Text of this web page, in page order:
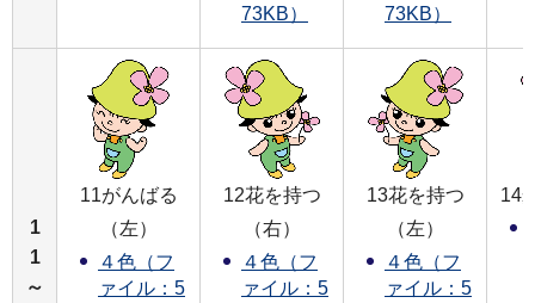
73KB）
73KB）
1
1
～
11がんばる
（左）
４色（フ
ァイル：5
12花を持つ
（右）
４色（フ
ァイル：5
13花を持つ
（左）
４色（フ
ァイル：5
14